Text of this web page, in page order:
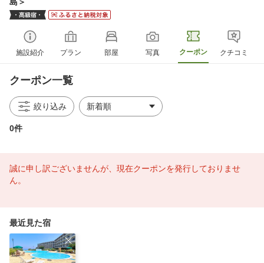
施設紹介 プラン 部屋 写真 クーポン クチコミ
クーポン一覧
絞り込み
0件
誠に申し訳ございませんが、現在クーポンを発行しておりませ
ん。
最近見た宿